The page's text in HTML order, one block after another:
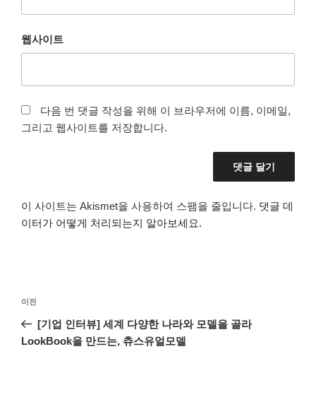
웹사이트
다음 번 댓글 작성을 위해 이 브라우저에 이름, 이메일,
그리고 웹사이트를 저장합니다.
이 사이트는 Akismet을 사용하여 스팸을 줄입니다. 댓글 데
이터가 어떻게 처리되는지 알아보세요.
색
이
전
글
이전
[기업 인터뷰] 세계 다양한 나라와 모델을 골라
LookBook을 만드는, 츄스유얼모델